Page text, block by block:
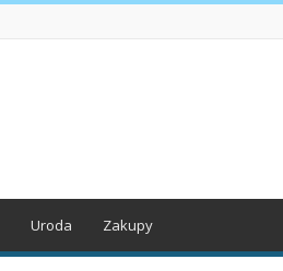
Uroda Zakupy